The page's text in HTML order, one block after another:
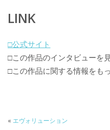
LINK
□公式サイト
□この作品のインタビューを
□この作品に関する情報をも
« エヴォリューション